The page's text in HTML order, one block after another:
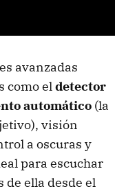
avanzadas
como eldetector
automático (la
visión
a oscuras y
para escuchar
de ella desde el